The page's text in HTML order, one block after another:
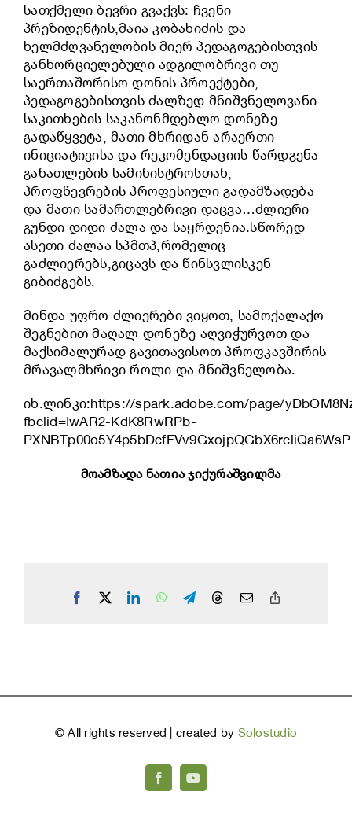
სათქმელი ბევრი გვაქვს: ჩვენი
პრეზიდენტის,მაია კობახიძის და
ხელმძღვანელობის მიერ პედაგოგებისთვის
განხორციელებული ადგილობრივი თუ
საერთაშორისო დონის პროექტები,
პედაგოგებისთვის ძალზედ მნიშვნელოვანი
საკითხების საკანონმდებლო დონეზე
გადაწყვეტა, მათი მხრიდან არაერთი
ინიციატივისა და რეკომენდაციის წარდგენა
განათლების სამინისტროსთან,
პროფწევრების პროფესიული გადამზადება
და მათი სამართლებრივი დაცვა…ძლიერი
გუნდი დიდი ძალა და საყრდენია.სწორედ
ასეთი ძალაა სპმთპ,რომელიც
გაძლიერებს,გიცავს და წინსვლისკენ
გიბიძგებს.
მინდა უფრო ძლიერები ვიყოთ, სამოქალაქო
შეგნებით მაღალ დონეზე აღვიჭურვოთ და
მაქსიმალურად გავითავისოთ პროფკავშირის
მრავალმხრივი როლი და მნიშვნელობა.
იხ.ლინკი:https://spark.adobe.com/page/
fbclid=IwAR2-KdK8RwRPb-
მოამზადა ნათია ჯიქურაშვილმა
Facebook LinkedInWhatsApp
TelegramThreadsEmail
©All rights reserved | created by Solostudio
FacebookYouTube